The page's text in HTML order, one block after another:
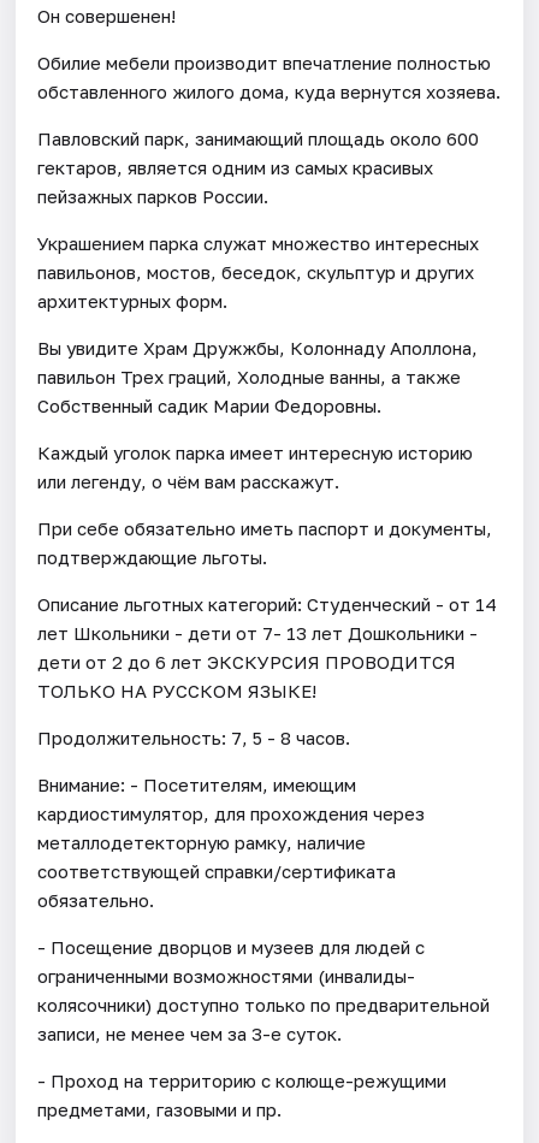
Он совершенен!
Обилие мебели производит впечатление полностью
обставленного жилого дома, куда вернутся хозяева.
Павловский парк, занимающий площадь около 600
гектаров, является одним из самых красивых
пейзажных парков России.
Украшением парка служат множество интересных
павильонов, мостов, беседок, скульптур и других
архитектурных форм.
Вы увидите Храм Дружжбы, Колоннаду Аполлона,
павильон Трех граций, Холодные ванны, а также
Собственный садик Марии Федоровны.
Каждый уголок парка имеет интересную историю
или легенду, о чём вам расскажут.
При себе обязательно иметь паспорт и документы,
подтверждающие льготы.
Описание льготных категорий: Студенческий - от 14
лет Школьники - дети от 7- 13 лет Дошкольники -
дети от 2 до 6 лет ЭКСКУРСИЯ ПРОВОДИТСЯ
ТОЛЬКО НА РУССКОМ ЯЗЫКЕ!
Продолжительность: 7, 5 - 8 часов.
Внимание: - Посетителям, имеющим
кардиостимулятор, для прохождения через
металлодетекторную рамку, наличие
соответствующей справки/сертификата
обязательно.
- Посещение дворцов и музеев для людей с
ограниченными возможностями (инвалиды-
колясочники) доступно только по предварительной
записи, не менее чем за 3-е суток.
- Проход на территорию с колюще-режущими
предметами, газовыми и пр.